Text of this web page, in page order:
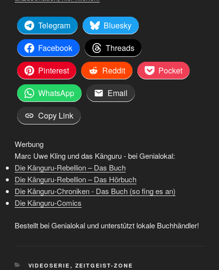
Telegram
Bluesky
Facebook
Threads
Pinterest
Reddit
Pocket
WhatsApp
Email
Copy Link
Werbung
Marc Uwe Kling und das Känguru - bei Genialokal:
Die Känguru-Rebellion – Das Buch
Die Känguru-Rebellion – Das Hörbuch
Die Känguru-Chroniken - Das Buch (so fing es an)
Die Känguru-Comics
Bestellt bei Genialokal und unterstützt lokale Buchhändler!
KATEGORIEN
VIDEOSERIE , ZEITGEIST-ZONE